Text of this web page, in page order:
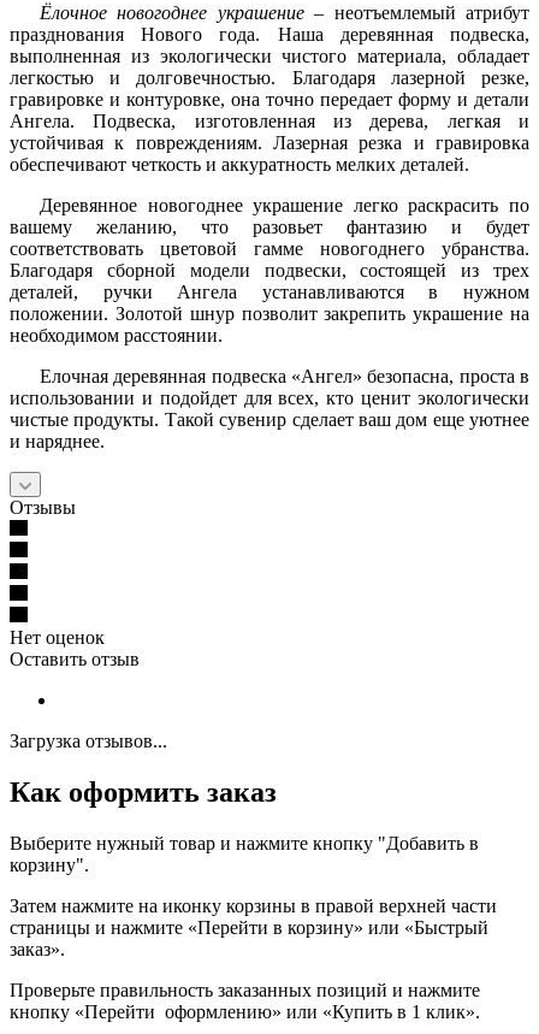
Ёлочное новогоднее украшение– неотъемлемый атрибут
празднования Нового года. Наша деревянная подвеска,
выполненная из экологически чистого материала, обладает
легкостью и долговечностью. Благодаря лазерной резке,
гравировке и контуровке, она точно передает форму и детали
Ангела. Подвеска, изготовленная из дерева, легкая и
устойчивая к повреждениям. Лазерная резка и гравировка
обеспечивают четкость и аккуратность мелких деталей.
Деревянное новогоднее украшение легко раскрасить по
вашему желанию, что разовьет фантазию и будет
соответствовать цветовой гамме новогоднего убранства.
Благодаря сборной модели подвески, состоящей из трех
деталей, ручки Ангела устанавливаются в нужном
положении. Золотой шнур позволит закрепить украшение на
необходимом расстоянии.
Елочная деревянная подвеска «Ангел» безопасна, проста в
использовании и подойдет для всех, кто ценит экологически
чистые продукты. Такой сувенир сделает ваш дом еще уютнее
и наряднее.
Отзывы
Нет оценок
Оставить отзыв
Загрузка отзывов...
Как оформить заказ
Выберите нужный товар и нажмите кнопку "Добавить в
корзину".
Затем нажмите на иконку корзины в правой верхней части
страницы и нажмите «Перейти в корзину» или «Быстрый
заказ».
Проверьте правильность заказанных позиций и нажмите
кнопку «Перейти оформлению» или «Купить в 1 клик».